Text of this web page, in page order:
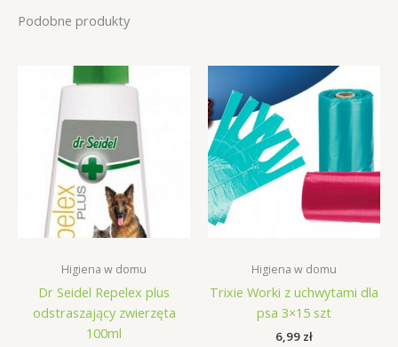
Podobne produkty
Higiena w domu
Dr Seidel Repelex plus
odstraszający zwierzęta
100ml
Higiena w domu
Trixie Worki z uchwytami dla
psa 3×15 szt
6,99 zł